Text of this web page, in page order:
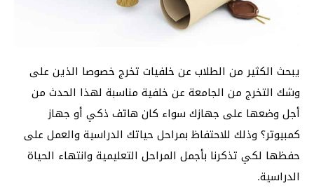
يبحث الكثير من الطلاب عن خلفيات تخرج خصوصا الذين على
وشك التخرج من الجامعة عن خلفية مناسبة لهذا الحدث من
أجل وضعها على جهازك سواء كان هاتف ذكي أو جهاز
كمبيوتر؟ وذلك للاحتفاظ بمراحل حياتك الدراسية والعمل على
حفظها لكي تذكرنا بأجمل المراحل التعليمية وانتهاء الحياة
الدراسية.